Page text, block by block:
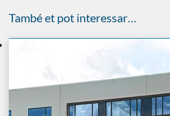
També et pot interessar…